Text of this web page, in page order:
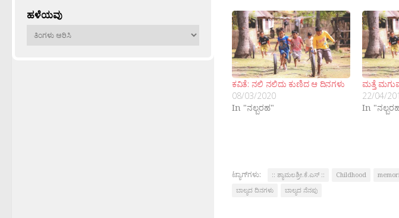
ಕವಿತೆ: ನಲಿ ನಲಿದು ಕುಣಿದ ಆ ದಿನಗಳು
08/03/2020
In "ನಲ್ಬರಹ"
ಮತ್ತೆ
22/04/
In
ಟ್ಯಾಗ್‌ಗಳು: :: ಶ್ಯಾಮಲಶ್ರೀ.ಕೆ.ಎಸ್ :: Childhood
ಬಾಲ್ಯದ ದಿನಗಳು
ಬಾಲ್ಯದ ನೆನಪು
ಹಳೆಯವು
ಹಳೆಯವು